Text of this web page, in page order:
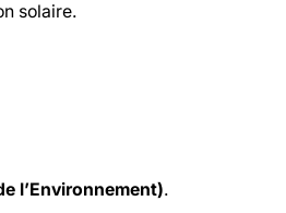
solaire.
l’Environnement).